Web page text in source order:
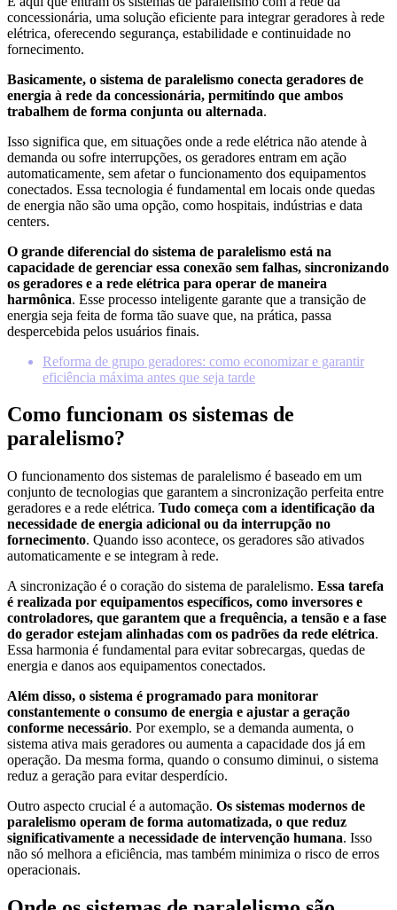
concessionária, uma solução eficiente para integrar geradores à rede
elétrica, oferecendo segurança, estabilidade e continuidade no
fornecimento.
Basicamente, o sistema de paralelismo conecta geradores de
energia à rede da concessionária, permitindo que ambos
trabalhem de forma conjunta ou alternada.
Isso significa que, em situações onde a rede elétrica não atende à
demanda ou sofre interrupções, os geradores entram em ação
automaticamente, sem afetar o funcionamento dos equipamentos
conectados. Essa tecnologia é fundamental em locais onde quedas
de energia não são uma opção, como hospitais, indústrias e data
centers.
O grande diferencial do sistema de paralelismo está na
capacidade de gerenciar essa conexão sem falhas, sincronizando
os geradores e a rede elétrica para operar de maneira
harmônica. Esse processo inteligente garante que a transição de
energia seja feita de forma tão suave que, na prática, passa
despercebida pelos usuários finais.
Reforma de grupo geradores: como economizar e garantir
eficiência máxima antes que seja tarde
Como funcionam os sistemas de
paralelismo?
O funcionamento dos sistemas de paralelismo é baseado em um
conjunto de tecnologias que garantem a sincronização perfeita entre
geradores e a rede elétrica. Tudo começa com a identificação da
necessidade de energia adicional ou da interrupção no
fornecimento. Quando isso acontece, os geradores são ativados
automaticamente e se integram à rede.
A sincronização é o coração do sistema de paralelismo. Essa tarefa
é realizada por equipamentos específicos, como inversores e
controladores, que garantem que a frequência, a tensão e a fase
do gerador estejam alinhadas com os padrões da rede elétrica.
Essa harmonia é fundamental para evitar sobrecargas, quedas de
energia e danos aos equipamentos conectados.
Além disso, o sistema é programado para monitorar
constantemente o consumo de energia e ajustar a geração
conforme necessário. Por exemplo, se a demanda aumenta, o
sistema ativa mais geradores ou aumenta a capacidade dos já em
operação. Da mesma forma, quando o consumo diminui, o sistema
reduz a geração para evitar desperdício.
Outro aspecto crucial é a automação. Os sistemas modernos de
paralelismo operam de forma automatizada, o que reduz
significativamente a necessidade de intervenção humana. Isso
não só melhora a eficiência, mas também minimiza o risco de erros
operacionais.